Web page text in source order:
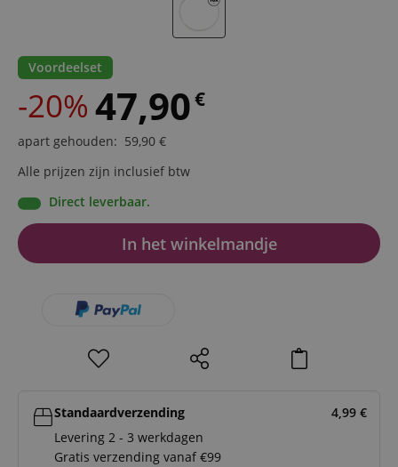
Voordeelset
-20%47,90€
apart gehouden: 59,90 €
Alle prijzen zijn inclusief btw
Direct leverbaar.
In het winkelmandje
Standaardverzending 4,99 €
Levering 2 - 3 werkdagen
Gratis verzending vanaf €99